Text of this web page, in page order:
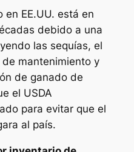
EE.UU. está en
debido a una
las sequías, el
mantenimiento y
de ganado de
el USDA
para evitar que el
al país.